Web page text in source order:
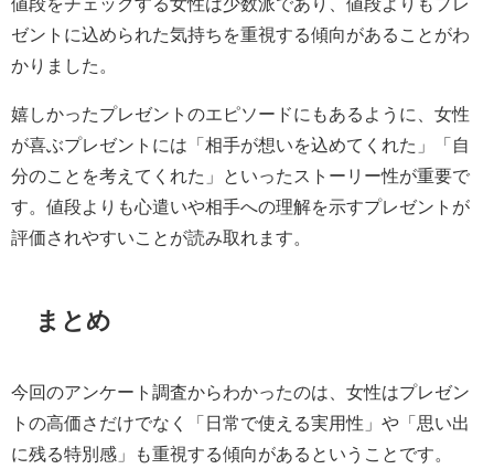
値段をチェックする女性は少数派であり、値段よりもプレ
ゼントに込められた気持ちを重視する傾向があることがわ
かりました。
嬉しかったプレゼントのエピソードにもあるように、女性
が喜ぶプレゼントには「相手が想いを込めてくれた」「自
分のことを考えてくれた」といったストーリー性が重要で
す。値段よりも心遣いや相手への理解を示すプレゼントが
評価されやすいことが読み取れます。
まとめ
今回のアンケート調査からわかったのは、女性はプレゼン
トの高価さだけでなく「日常で使える実用性」や「思い出
に残る特別感」も重視する傾向があるということです。